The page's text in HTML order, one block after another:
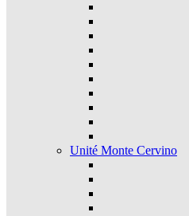
Unité Monte Cervino